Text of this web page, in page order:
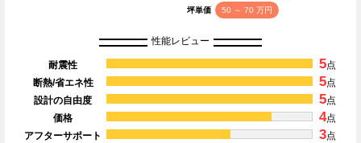
坪単価 50 ～ 70 万円
性能レビュー
耐震性 5点
断熱/省エネ性
5点
設計の自由度
5点
価格
4点
アフターサポート
3点